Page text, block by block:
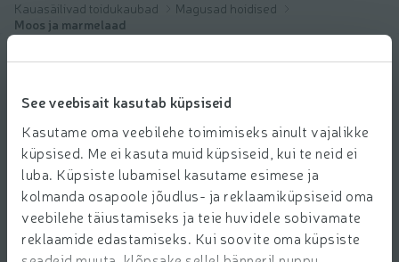
See veebisait kasutab küpsiseid
Kasutame oma veebilehe toimimiseks ainult vajalikke
küpsised. Me ei kasuta muid küpsiseid, kui te neid ei
luba. Küpsiste lubamisel kasutame esimese ja
kolmanda osapoole jõudlus- ja reklaamiküpsiseid oma
veebilehe täiustamiseks ja teie huvidele sobivamate
reklaamide edastamiseks. Kui soovite oma küpsiste
Kauasäilivad toidukaubad
Magusad hoidised
Moos ja marmelaad